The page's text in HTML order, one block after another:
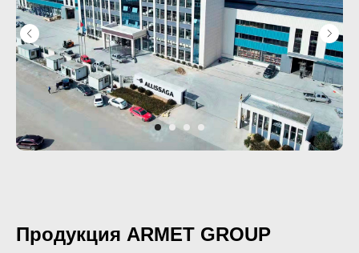
Продукция ARMET GROUP
Прикрепите документацию (при наличии)
Add files
ОСТАВИТЬ ЗАЯВКУ